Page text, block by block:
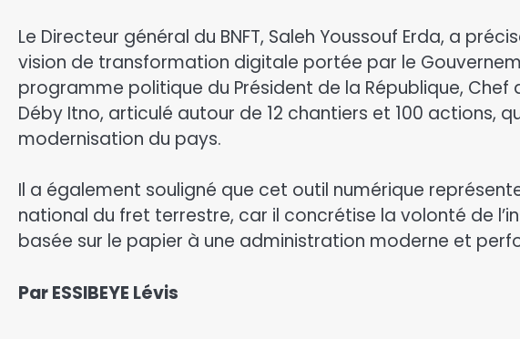
‎Le Directeur général du BNFT, Saleh Youssouf Erda, a
vision de transformation digitale portée par le
programme politique du Président de la République, Chef
Déby Itno, articulé autour de 12 chantiers et 100 actions,
modernisation du pays.
‎Il a également souligné que cet outil numérique
national du fret terrestre, car il concrétise la volonté de
basée sur le papier à une administration moderne et
Par ESSIBEYE Lévis